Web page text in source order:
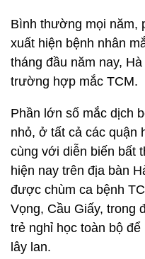
Bình thường mọi năm,
xuất hiện bệnh nhân
tháng đầu năm nay,
trường hợp mắc TCM.
Phần lớn số mắc dịch
nhỏ, ở tất cả các quận
cùng với diễn biến bất
hiện nay trên địa bàn
được chùm ca bệnh
Vọng, Cầu Giấy, trong
trẻ nghỉ học toàn bộ
lây lan.